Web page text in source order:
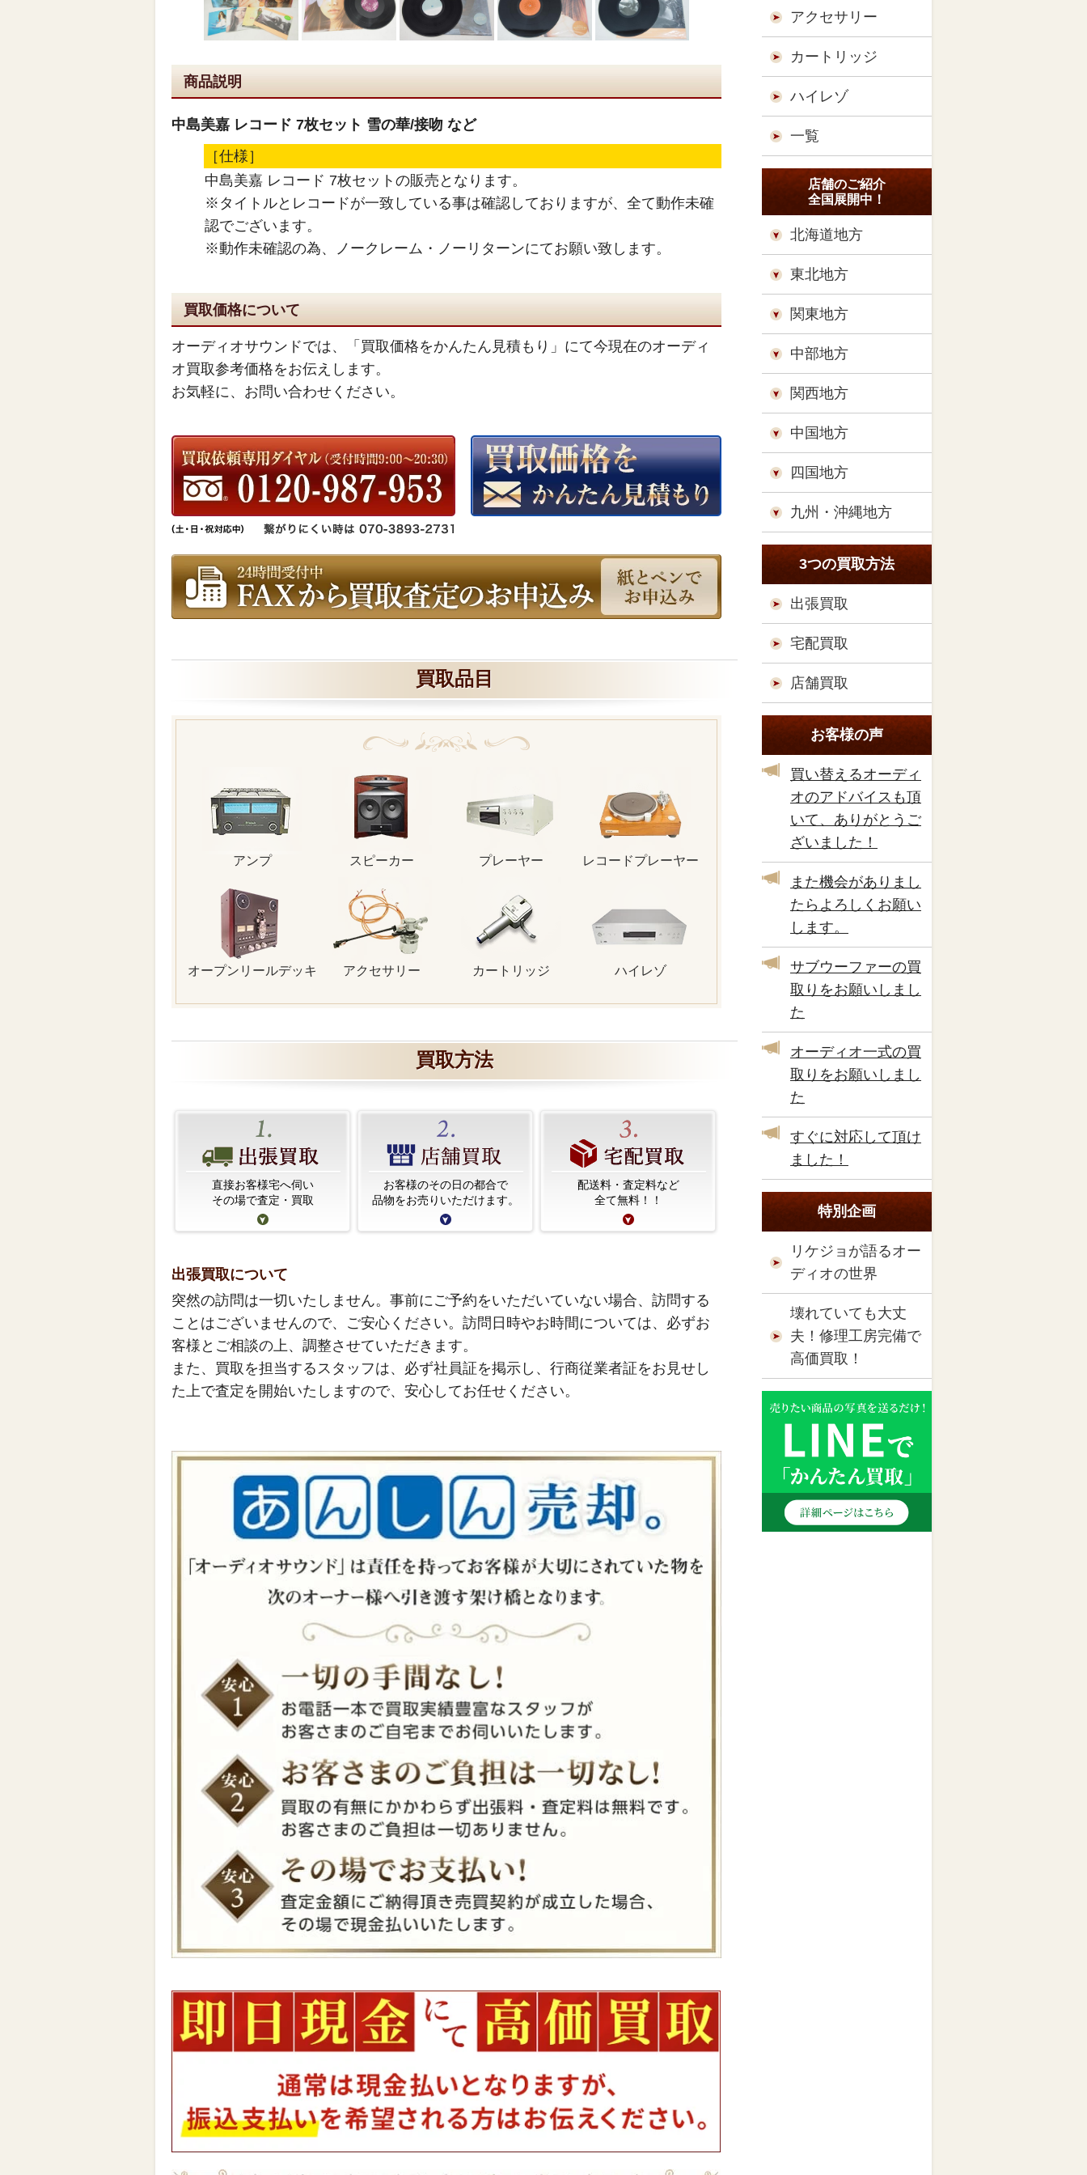
商品説明
中島美嘉 レコード 7枚セット 雪の華/接吻 など
［仕様］
中島美嘉 レコード 7枚セットの販売となります。
※タイトルとレコードが一致している事は確認しておりますが、全て動作未確
認でございます。
※動作未確認の為、ノークレーム・ノーリターンにてお願い致します。
買取価格について
オーディオサウンドでは、「買取価格をかんたん見積もり」にて今現在のオーディ
オ買取参考価格をお伝えします。
お気軽に、お問い合わせください。
買取品目
アンプ スピーカー プレーヤー レコードプレーヤー
オープンリールデッキ アクセサリー カートリッジ ハイレゾ
買取方法
直接お客様宅へ伺い
その場で査定・買取
お客様のその日の都合で
品物をお売りいただけます。
配送料・査定料など
全て無料！！
出張買取について
突然の訪問は一切いたしません。事前にご予約をいただいていない場合、訪問する
ことはございませんので、ご安心ください。訪問日時やお時間については、必ずお
客様とご相談の上、調整させていただきます。
また、買取を担当するスタッフは、必ず社員証を掲示し、行商従業者証をお見せし
た上で査定を開始いたしますので、安心してお任せください。
アクセサリー
カートリッジ
ハイレゾ
一覧
店舗のご紹介
全国展開中！
北海道地方
東北地方
関東地方
中部地方
関西地方
中国地方
四国地方
九州・沖縄地方
3つの買取方法
出張買取
宅配買取
店舗買取
お客様の声
買い替えるオーディ
オのアドバイスも頂
いて、ありがとうご
ざいました！
また機会がありまし
たらよろしくお願い
します。
サブウーファーの買
取りをお願いしまし
た
オーディオ一式の買
取りをお願いしまし
た
すぐに対応して頂け
ました！
特別企画
リケジョが語るオー
ディオの世界
壊れていても大丈
夫！修理工房完備で
高価買取！